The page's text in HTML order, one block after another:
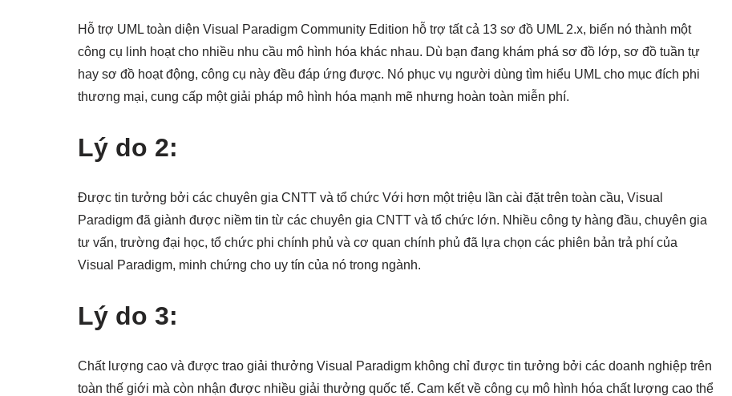
Hỗ trợ UML toàn diện Visual Paradigm Community Edition hỗ trợ tất cả 13 sơ đồ UML 2.x, biến nó thành một
công cụ linh hoạt cho nhiều nhu cầu mô hình hóa khác nhau. Dù bạn đang khám phá sơ đồ lớp, sơ đồ tuần tự
hay sơ đồ hoạt động, công cụ này đều đáp ứng được. Nó phục vụ người dùng tìm hiểu UML cho mục đích phi
thương mại, cung cấp một giải pháp mô hình hóa mạnh mẽ nhưng hoàn toàn miễn phí.
Lý do 2:
Được tin tưởng bởi các chuyên gia CNTT và tổ chức Với hơn một triệu lần cài đặt trên toàn cầu, Visual
Paradigm đã giành được niềm tin từ các chuyên gia CNTT và tổ chức lớn. Nhiều công ty hàng đầu, chuyên gia
tư vấn, trường đại học, tổ chức phi chính phủ và cơ quan chính phủ đã lựa chọn các phiên bản trả phí của
Visual Paradigm, minh chứng cho uy tín của nó trong ngành.
Lý do 3:
Chất lượng cao và được trao giải thưởng Visual Paradigm không chỉ được tin tưởng bởi các doanh nghiệp trên
toàn thế giới mà còn nhận được nhiều giải thưởng quốc tế. Cam kết về công cụ mô hình hóa chất lượng cao thể